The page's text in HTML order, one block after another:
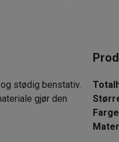
stødig benstativ.
gjør den
Farge